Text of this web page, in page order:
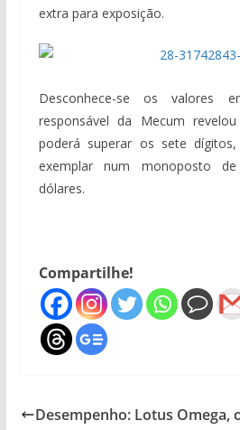
extra para exposição.
Desconhece-se os valores
responsável da Mecum
poderá superar os sete
exemplar num monoposto
dólares.
Compartilhe!
Desempenho: Lotus Omega,